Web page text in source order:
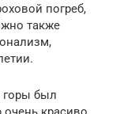
погреб,
также
горы был